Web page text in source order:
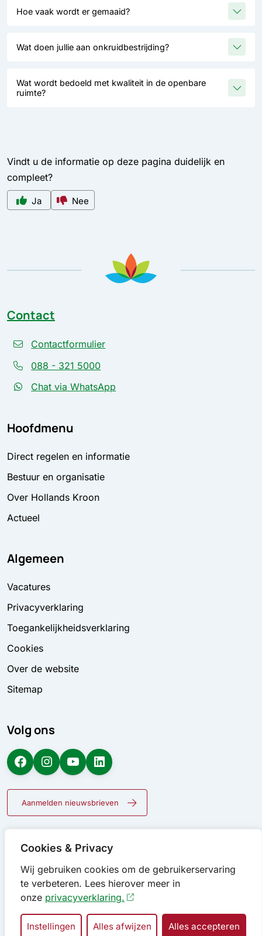
Cookies & Privacy
Wij gebruiken cookies om de gebruikerservaring
te verbeteren. Lees hierover meer in
onze privacyverklaring.
Instellingen Alles afwijzen Alles accepteren
Hoe vaak wordt er gemaaid?
Wat doen jullie aan onkruidbestrijding?
Wat wordt bedoeld met kwaliteit in de openbare
ruimte?
Vindt u de informatie op deze pagina duidelijk en
compleet?
Ja Nee
Contact
Contactformulier
088 - 321 5000
Chat via WhatsApp
Hoofdmenu
Direct regelen en informatie
Bestuur en organisatie
Over Hollands Kroon
Actueel
Algemeen
Vacatures
Privacyverklaring
Toegankelijkheidsverklaring
Cookies
Over de website
Sitemap
Volg ons
Facebook Instagram YouTube LinkedIn
Aanmelden nieuwsbrieven